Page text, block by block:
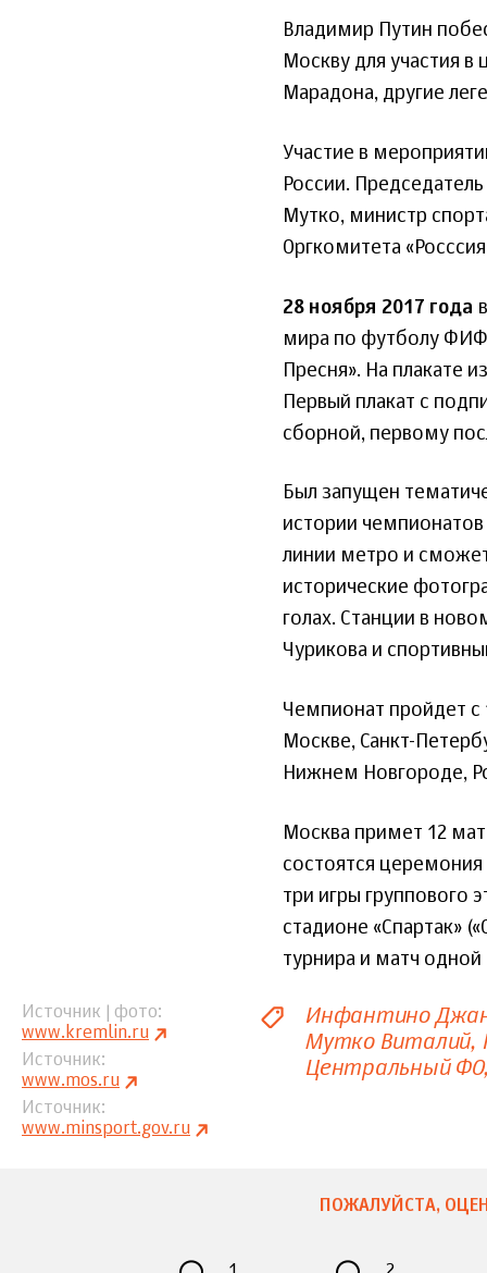
Владимир Путин
Москву для участия
Марадона, другие
Участие в
России.
Мутко, министр
Оргкомитета
28 ноября 2017 года
мира по футболу
Пресня». На плакате
Первый плакат с
сборной, первому
Был запущен
истории
линии метро и
исторические
голах. Станции в
Чурикова и
Чемпионат пройдет с
Москве, Санкт-
Нижнем Новгороде,
Москва примет 12
состоятся церемония
три игры группового
стадионе «Спартак»
турнира и матч
Источник | фото
www.kremlin.ru
Источник
www.mos.ru
Источник
www.minsport.gov.ru
Инфантино
Мутко Виталий
Центральный ФО
ПОЖАЛУЙСТА,